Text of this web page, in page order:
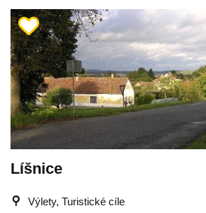
Líšnice
Výlety, Turistické cíle